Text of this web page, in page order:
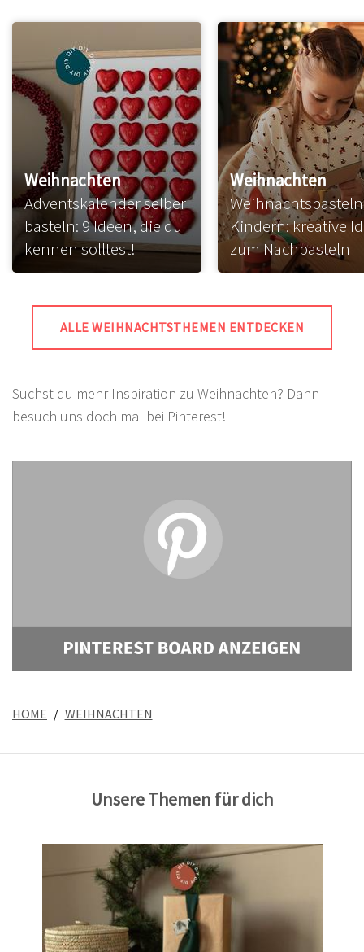
Weihnachten
Adventskalender selber
basteln: 9 Ideen, die du
kennen solltest!
Weihnachten
Kindern: kreative
zum Nachbasteln
ALLE WEIHNACHTSTHEMEN ENTDECKEN
Suchst du mehr Inspiration zu Weihnachten? Dann
besuch uns doch mal bei Pinterest!
HOME WEIHNACHTEN
Unsere Themen für dich